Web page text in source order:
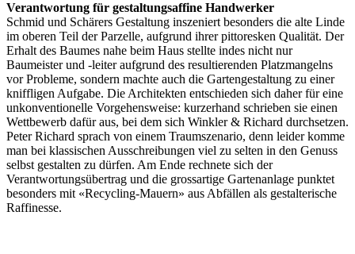
Verantwortung für gestaltungsaffine Handwerker
Schmid und Schärers Gestaltung inszeniert besonders die alte Linde
im oberen Teil der Parzelle, aufgrund ihrer pittoresken Qualität. Der
Erhalt des Baumes nahe beim Haus stellte indes nicht nur
Baumeister und -leiter aufgrund des resultierenden Platzmangelns
vor Probleme, sondern machte auch die Gartengestaltung zu einer
kniffligen Aufgabe. Die Architekten entschieden sich daher für eine
unkonventionelle Vorgehensweise: kurzerhand schrieben sie einen
Wettbewerb dafür aus, bei dem sich Winkler & Richard durchsetzen.
Peter Richard sprach von einem Traumszenario, denn leider komme
man bei klassischen Ausschreibungen viel zu selten in den Genuss
selbst gestalten zu dürfen. Am Ende rechnete sich der
Verantwortungsübertrag und die grossartige Gartenanlage punktet
besonders mit «Recycling-Mauern» aus Abfällen als gestalterische
Raffinesse.